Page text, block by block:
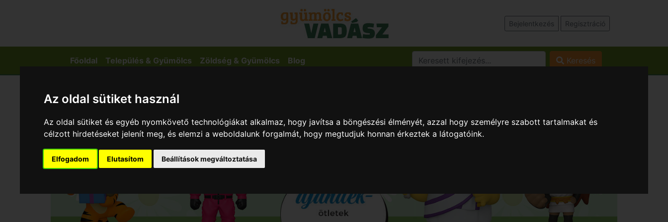
Az oldal sütiket használ
Az oldal sütiket és egyéb nyomkövető technológiákat alkalmaz, hogy javítsa a böngészési élményét, azzal hogy személyre szabott tartalmakat és
célzott hirdetéseket jelenít meg, és elemzi a weboldalunk forgalmát, hogy megtudjuk honnan érkeztek a látogatóink.
Elfogadom Elutasítom Beállítások megváltoztatása
Bejelentkezés Regisztráció
Főoldal Település & Gyümölcs Zöldség & Gyümölcs Blog Keresés